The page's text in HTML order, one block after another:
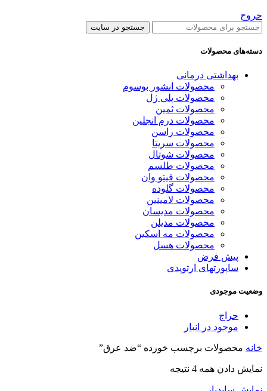
خروج
جستجو در سایت
دسته‌های محصولات
بهداشتی درمانی
محصولات انشور بوسوم
محصولات پلی ژل
محصولات ثمین
محصولات درم انجلین
محصولات راسن
محصولات سریتا
محصولات شوتال
محصولات طلسم
محصولات فیتو وان
محصولات گلوده
محصولات لامینین
محصولات مدیسان
محصولات مدیلن
محصولات مه اسکین
محصولات هسل
پیش فرض
ساپورتهای ارتوپدی
وضعیت موجودی
حراج
موجود در انبار
خانه محصولات برچسب خورده “ضد عرق”
نمایش دادن همه 4 نتیجه